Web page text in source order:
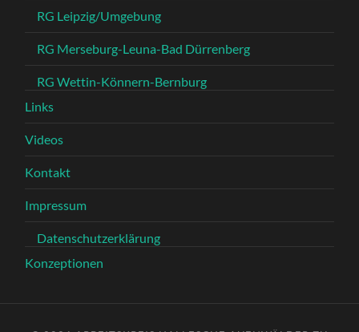
RG Leipzig/Umgebung
RG Merseburg-Leuna-Bad Dürrenberg
RG Wettin-Könnern-Bernburg
Links
Videos
Kontakt
Impressum
Datenschutzerklärung
Konzeptionen